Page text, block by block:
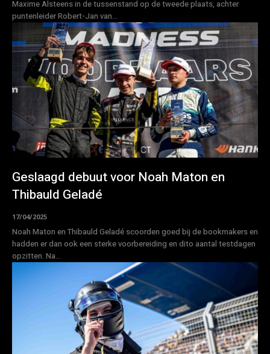
Maxime Alsteens in de tussenstand op de tweede plaats, achter
puntenleider Robert-Jan van...
Geslaagd debuut voor Noah Maton en
Thibauld Geladé
17/04/2025
Noah Maton en Thibauld Geladé scoorden goed bij de bookmakers en
hadden er dan ook een sterke voorbereiding en dito aantal testdagen
opzitten. Na...